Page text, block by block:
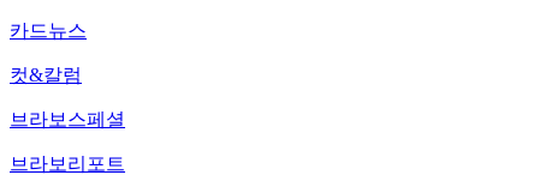
카드뉴스
컷&칼럼
브라보스페셜
브라보리포트